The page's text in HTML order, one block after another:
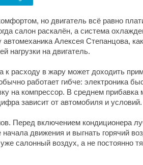
но двигатель всё равно
салон раскалён, а система
Алексея Степанцова,
нагрузки на двигатель.
к расходу в жару может доходить
работает гибче: электроника
на компрессор. В среднем
зависит от автомобиля и условий.
Перед включением кондиционера
движения и выгнать горячий
салонный воздух, а не постоянно